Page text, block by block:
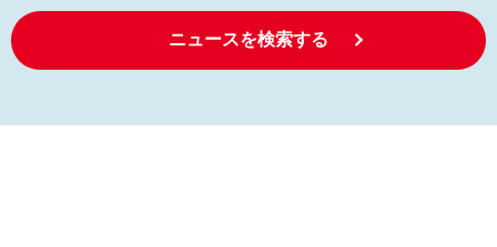
ニュースを検索する